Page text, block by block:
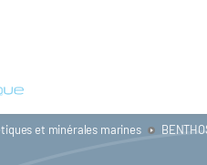
et minérales marines